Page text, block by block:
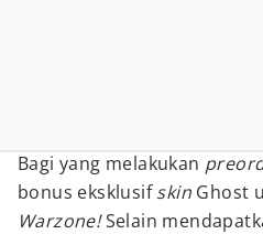
Bagi yang melakukan
bonus eksklusifskin Ghost
Warzone!Selain